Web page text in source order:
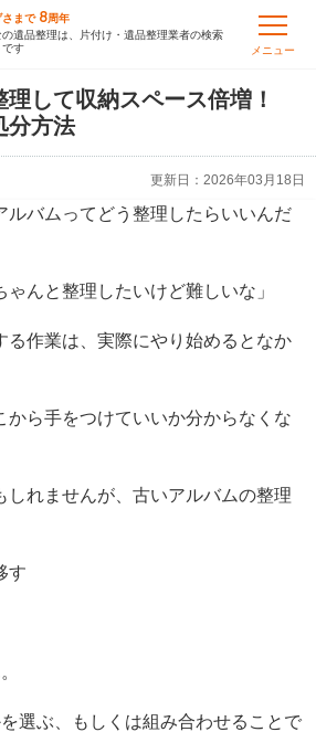
さまで 8周年
の遺品整理は、片付け・遺品整理業者の検索
です
メニュー
して収納スペース倍増！
分方法
更新日： 2026年03月18日
ルバムってどう整理したらいいんだ
ゃんと整理したいけど難しいな」
る作業は、実際にやり始めるとなか
から手をつけていいか分からなくな
しれませんが、古いアルバムの整理
す
選ぶ、もしくは組み合わせることで